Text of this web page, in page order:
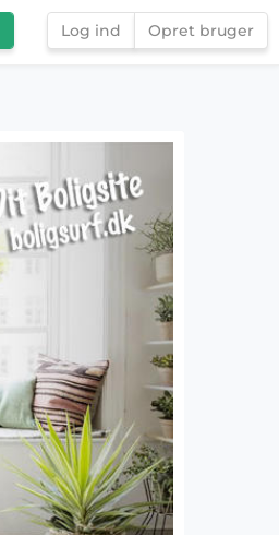
Log ind Opret bruger